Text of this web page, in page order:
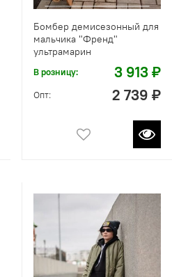
Бомбер демисезонный для
мальчика "Френд"
ультрамарин
В розницу: 3 913 ₽
Опт: 2 739 ₽